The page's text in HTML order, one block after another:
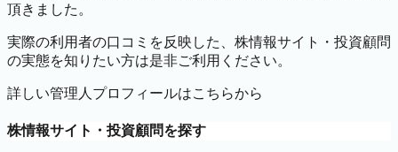
頂きました。
実際の利用者の口コミを反映した、株情報サイト・投資顧問
の実態を知りたい方は是非ご利用ください。
詳しい管理人プロフィールはこちらから
株情報サイト・投資顧問を探す